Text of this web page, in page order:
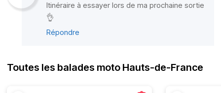
Itinéraire à essayer lors de ma prochaine sortie
👌
Répondre
Toutes les balades moto Hauts-de-France